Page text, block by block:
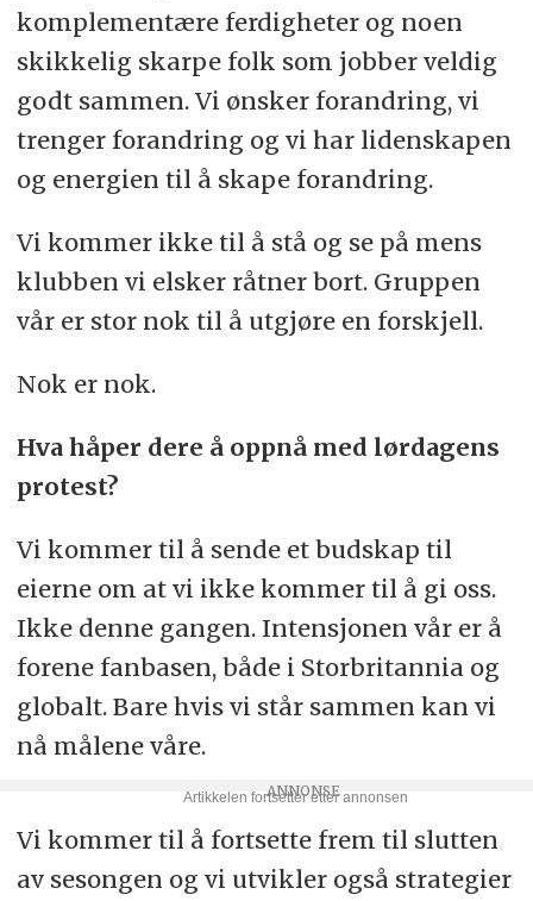
komplementære ferdigheter og noen
skikkelig skarpe folk som jobber veldig
godt sammen. Vi ønsker forandring, vi
trenger forandring og vi har lidenskapen
og energien til å skape forandring.
Vi kommer ikke til å stå og se på mens
klubben vi elsker råtner bort. Gruppen
vår er stor nok til å utgjøre en forskjell.
Nok er nok.
Hva håper dere å oppnå med lørdagens
protest?
Vi kommer til å sende et budskap til
eierne om at vi ikke kommer til å gi oss.
Ikke denne gangen. Intensjonen vår er å
forene fanbasen, både i Storbritannia og
globalt. Bare hvis vi står sammen kan vi
nå målene våre.
Vi kommer til å fortsette frem til slutten
av sesongen og vi utvikler også strategier